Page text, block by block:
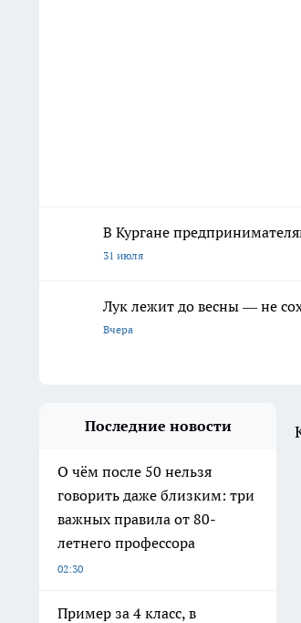
В Кургане
31 июля
Лук лежит до весны — не
Вчера
Последние новости
О чём после 50 нельзя
говорить даже близким: три
важных правила от 80-
летнего профессора
02:30
Пример за 4 класс, в